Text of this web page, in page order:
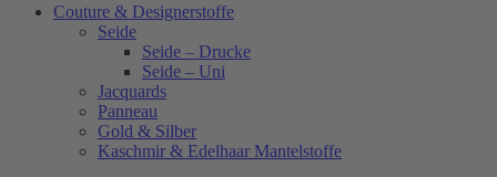
Couture & Designerstoffe
Seide
Seide – Drucke
Seide – Uni
Jacquards
Panneau
Gold & Silber
Kaschmir & Edelhaar Mantelstoffe